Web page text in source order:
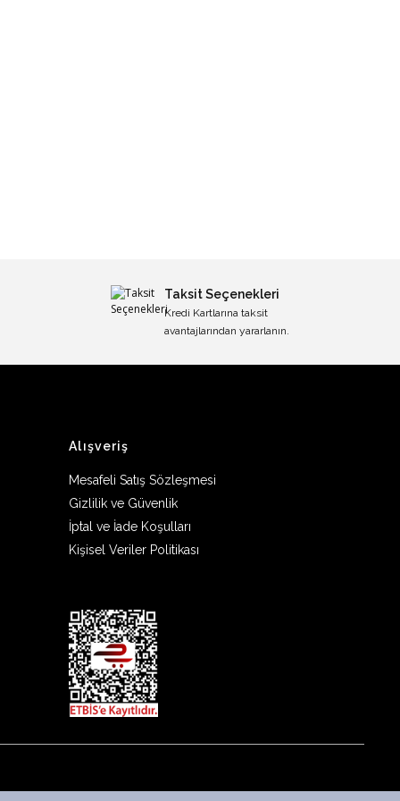
Taksit Seçenekleri
Kredi Kartlarına taksit
avantajlarından yararlanın.
Alışveriş
Mesafeli Satış Sözleşmesi
Gizlilik ve Güvenlik
İptal ve İade Koşulları
Kişisel Veriler Politikası